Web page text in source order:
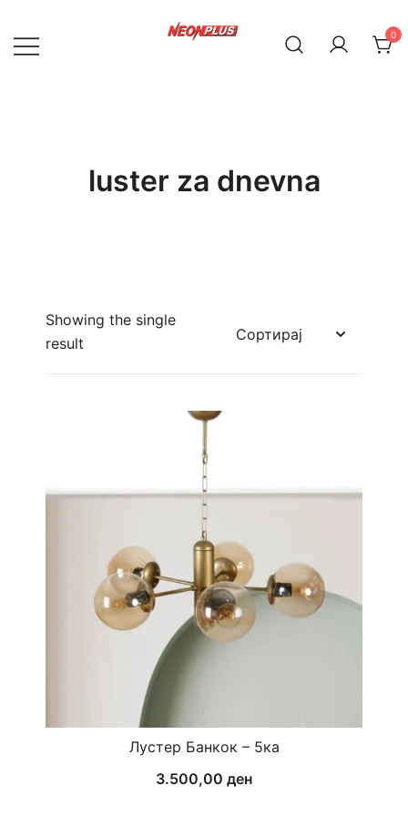
content
0
luster za dnevna
Showing the single
result
Лустер Банкок – 5ка
3.500,00 ден